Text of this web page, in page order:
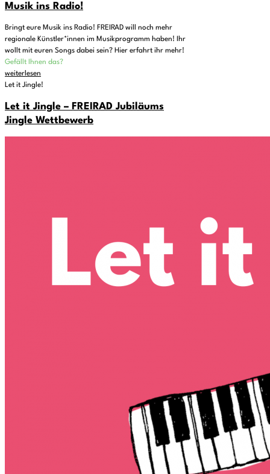
Musik ins Radio!
Bringt eure Musik ins Radio! FREIRAD will noch mehr
regionale Künstler*innen im Musikprogramm haben! Ihr
wollt mit euren Songs dabei sein? Hier erfahrt ihr mehr!
Gefällt Ihnen das?
weiterlesen
Let it Jingle!
Let it Jingle – FREIRAD Jubiläums
Jingle Wettbewerb